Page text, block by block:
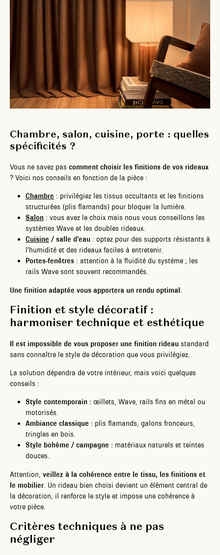
Chambre, salon, cuisine, porte : quelles
spécificités ?
Vous ne savez pas comment choisir les finitions de vos rideaux
? Voici nos conseils en fonction de la pièce :
Chambre : privilégiez les tissus occultants et les finitions
structurées (plis flamands) pour bloquer la lumière.
Salon : vous avez le choix mais nous vous conseillons les
systèmes Wave et les doubles rideaux.
Cuisine / salle d’eau : optez pour des supports résistants à
l’humidité et des rideaux faciles à entretenir.
Portes-fenêtres : attention à la fluidité du système ; les
rails Wave sont souvent recommandés.
Une finition adaptée vous apportera un rendu optimal.
Finition et style décoratif :
harmoniser technique et esthétique
Il est impossible de vous proposer une finition rideau standard
sans connaître le style de décoration que vous privilégiez.
La solution dépendra de votre intérieur, mais voici quelques
conseils :
Style contemporain : œillets, Wave, rails fins en métal ou
motorisés.
Ambiance classique : plis flamands, galons fronceurs,
tringles en bois.
Style bohème / campagne : matériaux naturels et teintes
douces.
Attention, veillez à la cohérence entre le tissu, les finitions et
le mobilier. Un rideau bien choisi devient un élément central de
la décoration, il renforce le style et impose une cohérence à
votre pièce.
Critères techniques à ne pas
négliger